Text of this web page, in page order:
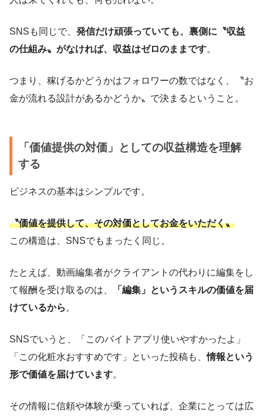
SNSも同じで、 発信だけ頑張っていても、裏側に〝収益
の仕組み〟がなければ、収益はゼロのままです。
つまり、稼げるかどうかはフォロワーの数ではなく、〝お
金が流れる設計があるかどうか〟で決まるということ。
「価値提供の対価」としての収益構造を理解
する
ビジネスの基本はシンプルです。
〝価値を提供して、その対価としてお金をいただく〟
この構造は、SNSでもまったく同じ。
たとえば、動画編集者がクライアントの代わりに編集をし
て報酬を受け取るのは、
「編集」というスキルの価値を届
けているから 。
SNSでいうと、「このバイトアプリ使いやすかったよ」
「この化粧水おすすめです」といった投稿も、情報という
形で価値を届けています。
その情報に信頼や体験が乗っていれば、企業にとっては広